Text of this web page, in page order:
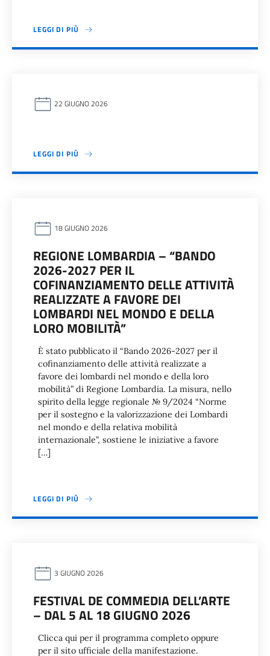
LEGGI DI PIÙ
22 GIUGNO 2026
LEGGI DI PIÙ
18 GIUGNO 2026
REGIONE LOMBARDIA – “BANDO
2026-2027 PER IL
COFINANZIAMENTO DELLE ATTIVITÀ
REALIZZATE A FAVORE DEI
LOMBARDI NEL MONDO E DELLA
LORO MOBILITÀ”
È stato pubblicato il “Bando 2026-2027 per il
cofinanziamento delle attività realizzate a
favore dei lombardi nel mondo e della loro
mobilità” di Regione Lombardia. La misura, nello
spirito della legge regionale № 9/2024 “Norme
per il sostegno e la valorizzazione dei Lombardi
nel mondo e della relativa mobilità
internazionale”, sostiene le iniziative a favore
[…]
LEGGI DI PIÙ
3 GIUGNO 2026
FESTIVAL DE COMMEDIA DELL’ARTE
– DAL 5 AL 18 GIUGNO 2026
Clicca qui per il programma completo oppure
per il sito ufficiale della manifestazione.